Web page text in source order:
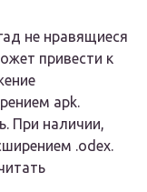
не нравящиеся
привести к
apk.
При наличии,
.odex.